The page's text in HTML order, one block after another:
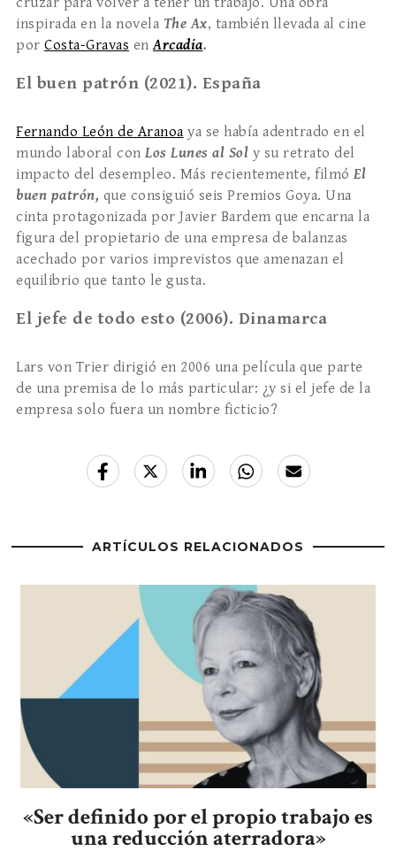
inspirada en la novela The Ax, también llevada al cine
por Costa-Gravas enArcadia.
El buen patrón (2021). España
Fernando León de Aranoa ya se había adentrado en el
mundo laboral con Los Lunes al Sol y su retrato del
impacto del desempleo. Más recientemente, filmó El
buen patrón, que consiguió seis Premios Goya. Una
cinta protagonizada por Javier Bardem que encarna la
figura del propietario de una empresa de balanzas
acechado por varios imprevistos que amenazan el
equilibrio que tanto le gusta.
El jefe de todo esto (2006). Dinamarca
Lars von Trier dirigió en 2006 una película que parte
de una premisa de lo más particular: ¿y si el jefe de la
empresa solo fuera un nombre ficticio?
ARTÍCULOS RELACIONADOS
«Ser definido por el propio trabajo es
una reducción aterradora»